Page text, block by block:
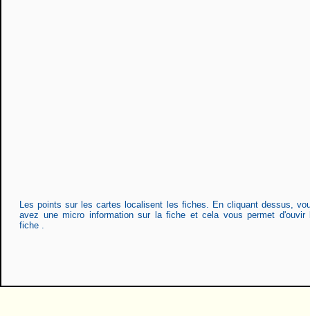
Les points sur les cartes localisent les fiches. En cliquant dessus,
avez une micro information sur la fiche et cela vous permet d'ouvir
fiche .